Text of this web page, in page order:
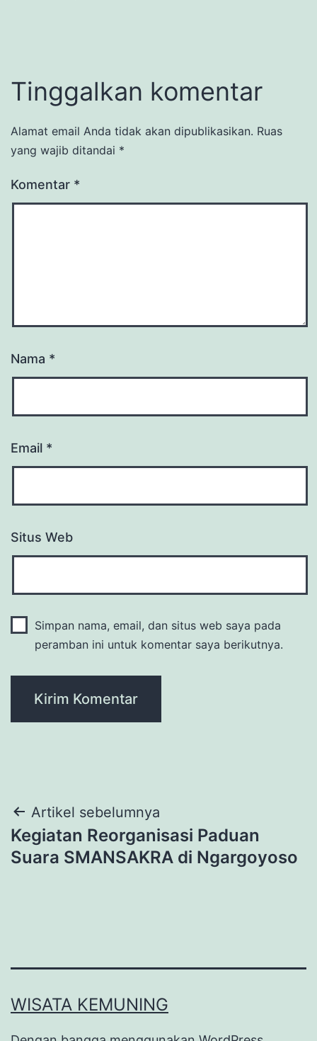
Tinggalkan komentar
Alamat email Anda tidak akan dipublikasikan. Ruas
yang wajib ditandai *
Komentar *
Nama *
Email *
Situs Web
Simpan nama, email, dan situs web saya pada
peramban ini untuk komentar saya berikutnya.
Navigasi
pos
Artikel sebelumnya
Kegiatan Reorganisasi Paduan
Suara SMANSAKRA di Ngargoyoso
WISATA KEMUNING